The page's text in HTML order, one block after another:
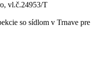
vl.č.24953/T
so sídlom v Trnave pre